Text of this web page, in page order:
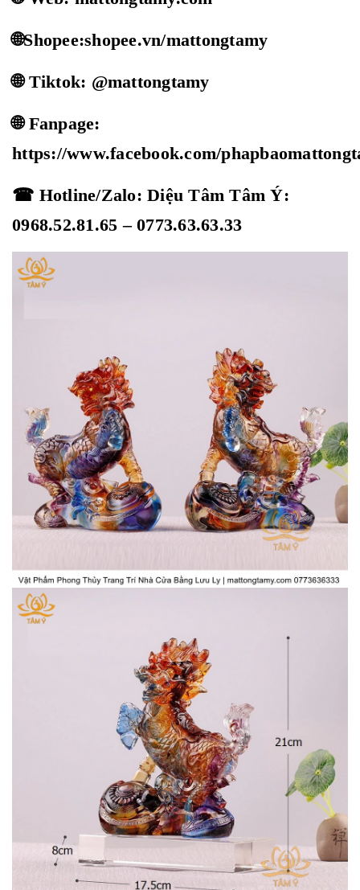
🌐Shopee:shopee.vn/mattongtamy
🌐 Tiktok: @mattongtamy
🌐 Fanpage:
https://www.facebook.com/
☎ Hotline/Zalo: Diệu Tâm Tâm Ý:
0968.52.81.65 – 0773.63.63.33